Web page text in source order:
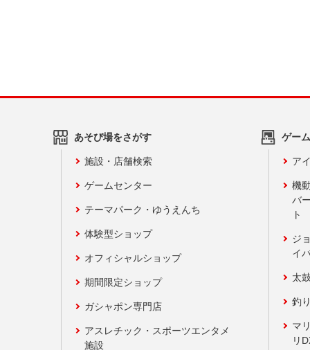
あそび場をさがす
施設・店舗検索
ゲームセンター
テーマパーク・ゆうえんち
体験型ショップ
オフィシャルショップ
期間限定ショップ
ガシャポン専門店
アスレチック・スポーツエンタメ
施設
ゲー
ア
機
バ
ト
ジ
イ
太
釣
マ
リ